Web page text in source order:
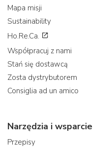
Mapa misji
Sustainability
Ho.Re.Ca.
Współpracuj z nami
Stań się dostawcą
Zosta dystrybutorem
Consiglia ad un amico
Narzędzia i wsparcie
Przepisy